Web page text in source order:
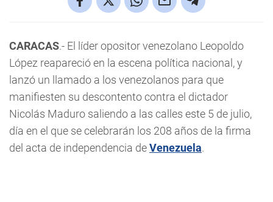
CARACAS.- El líder opositor venezolano Leopoldo
López reapareció en la escena política nacional, y
lanzó un llamado a los venezolanos para que
manifiesten su descontento contra el dictador
Nicolás Maduro saliendo a las calles este 5 de julio,
día en el que se celebrarán los 208 años de la firma
del acta de independencia deVenezuela.